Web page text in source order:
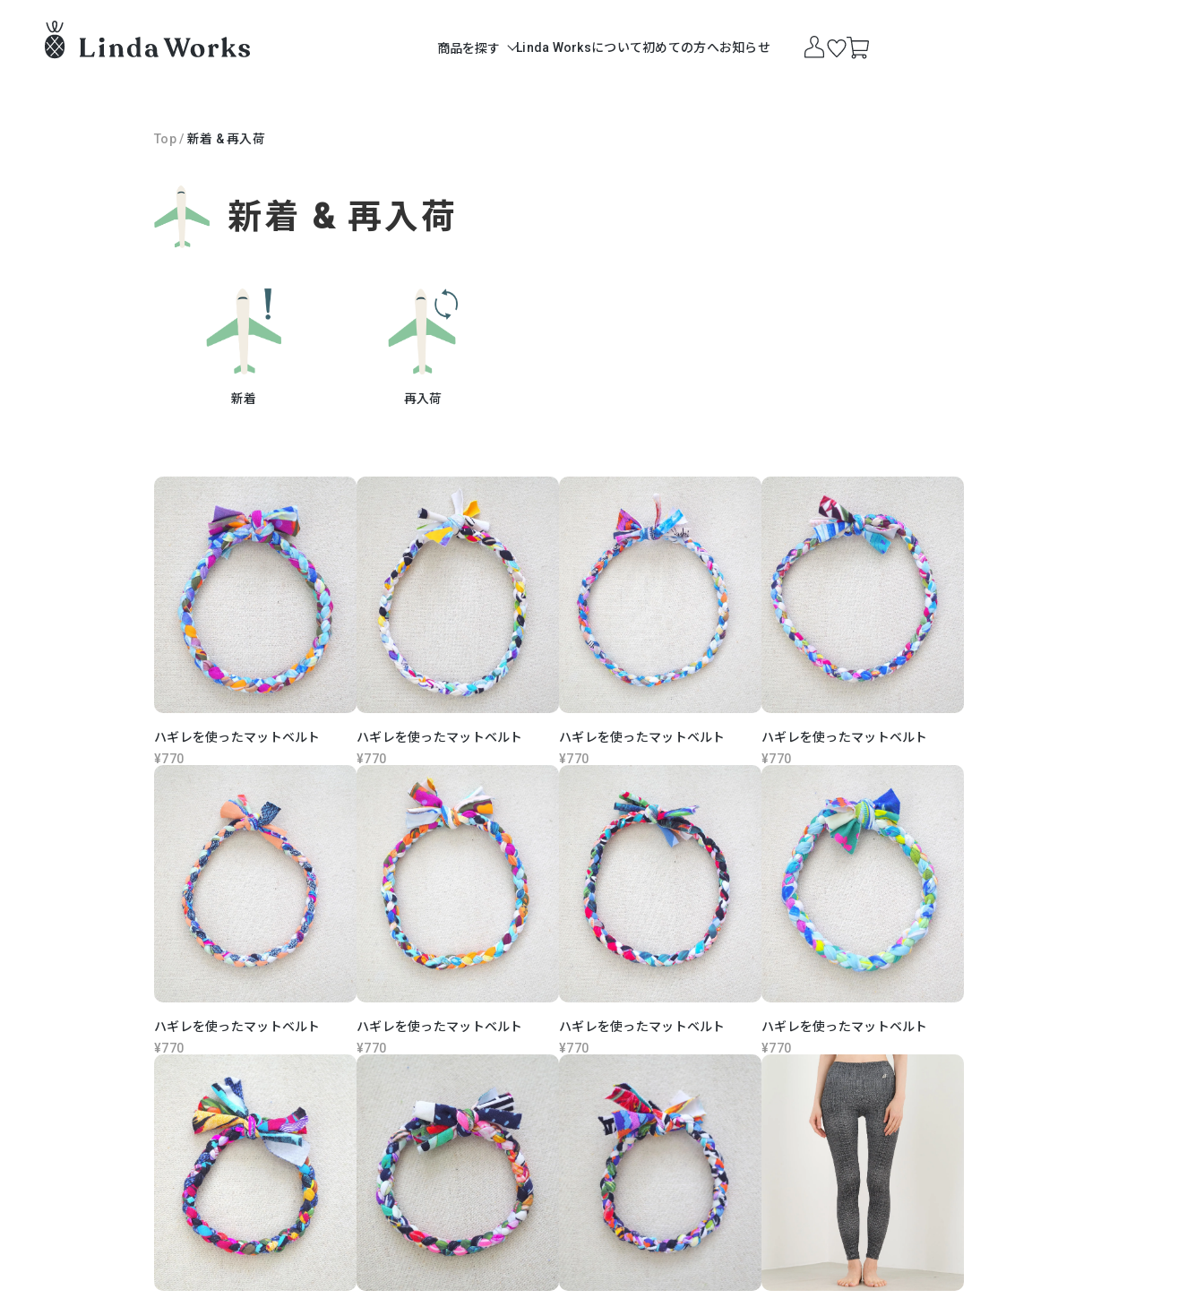
商品を探す Linda Worksについて初めての方へお知らせ
Top/ 新着 & 再入荷
新着 & 再入荷
新着 再入荷
ハギレを使ったマットベルト
¥770
ハギレを使ったマットベルト
¥770
ハギレを使ったマットベルト
¥770
ハギレを使ったマットベルト
¥770
ハギレを使ったマットベルト
¥770
ハギレを使ったマットベルト
¥770
ハギレを使ったマットベルト
¥770
ハギレを使ったマットベルト
¥770